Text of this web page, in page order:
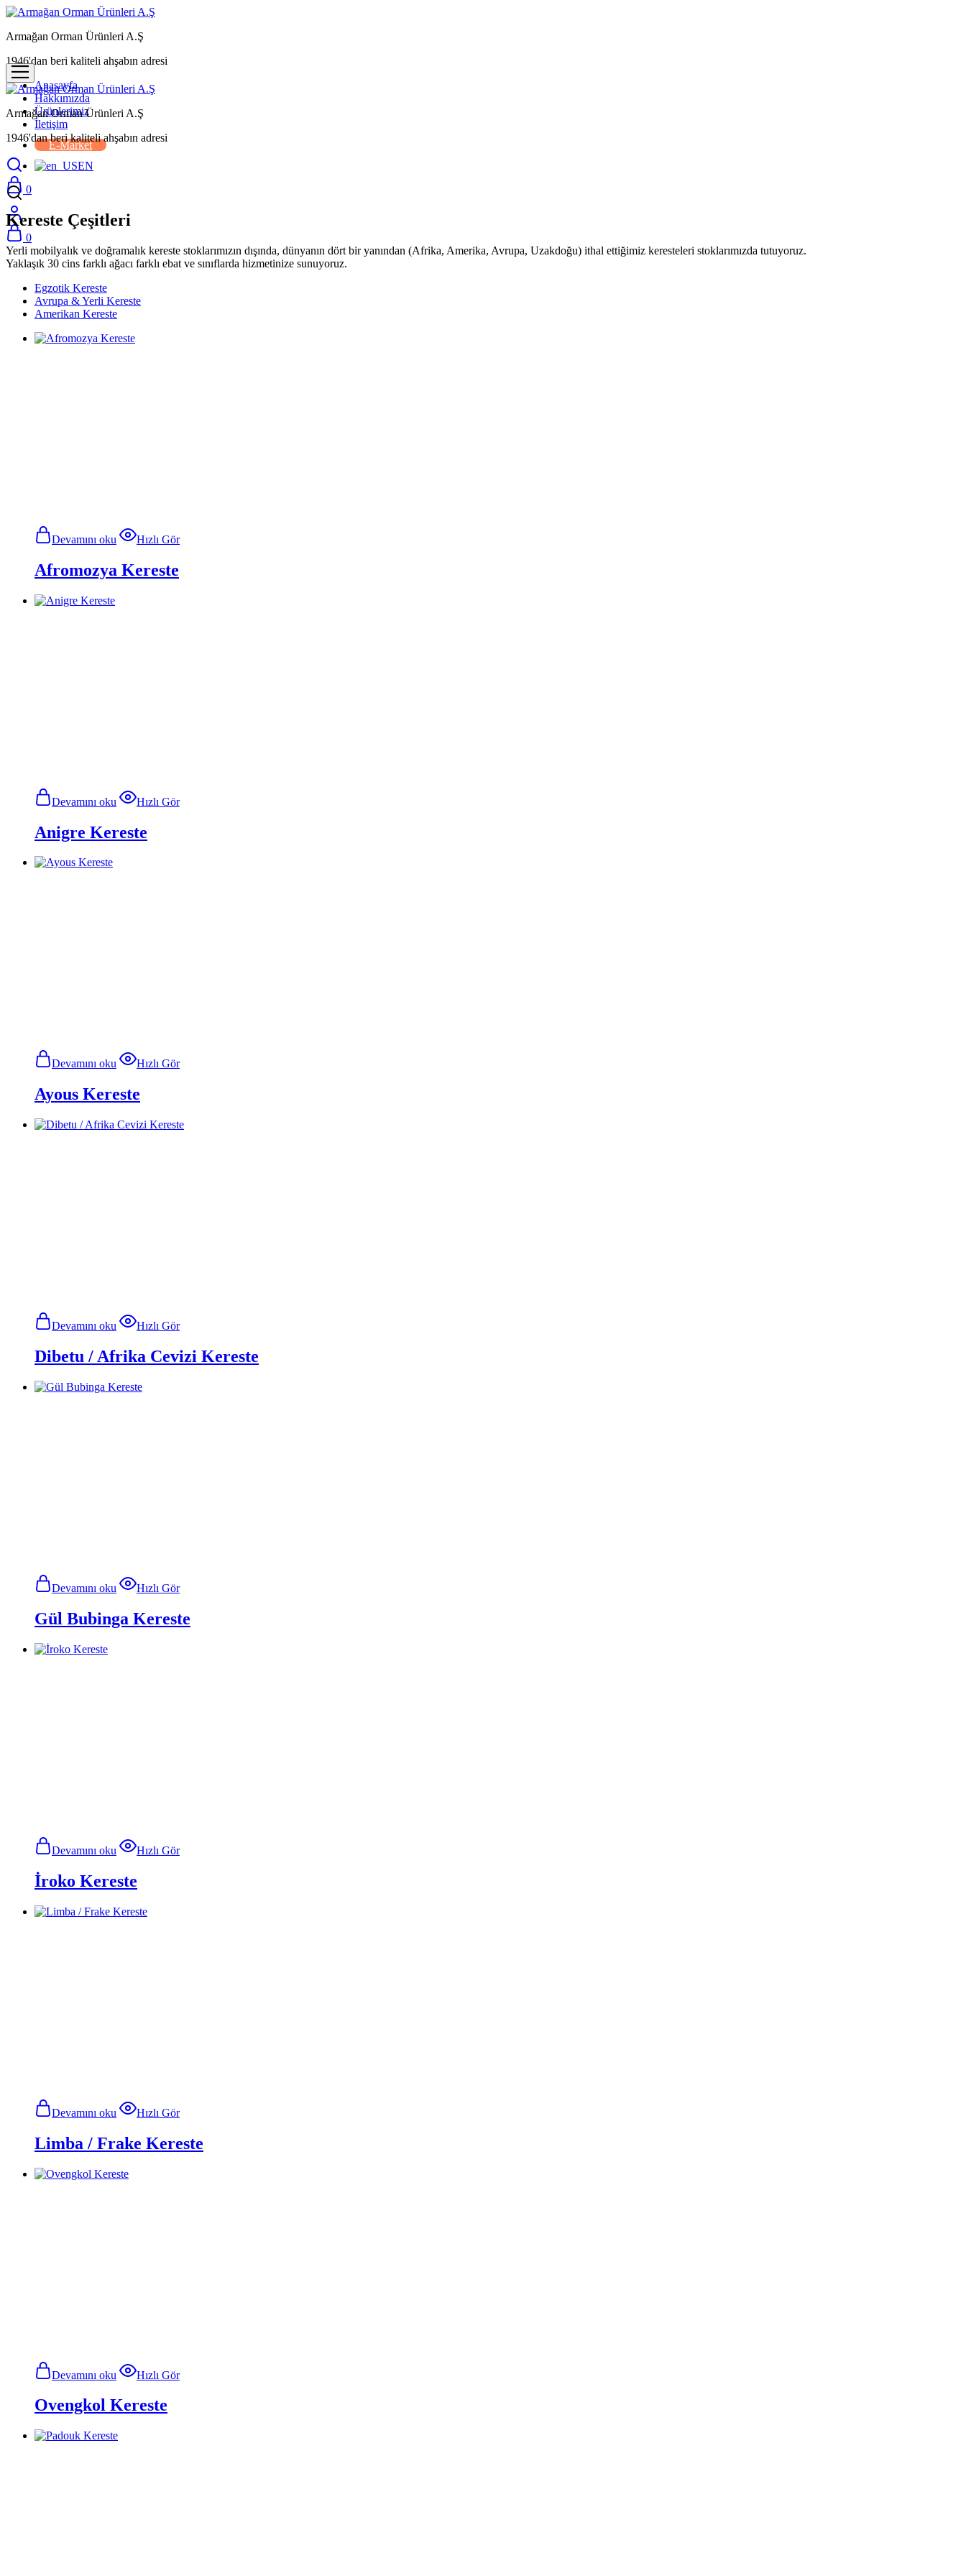
Armağan Orman Ürünleri A.Ş
1946'dan beri kaliteli ahşabın adresi
Anasayfa
Hakkımızda
Ürünlerimiz
İletişim
E-Market
EN
0
Armağan Orman Ürünleri A.Ş
1946'dan beri kaliteli ahşabın adresi
0
Kereste Çeşitleri
Yerli mobilyalık ve doğramalık kereste stoklarımızın dışında, dünyanın dört bir yanından (Afrika, Amerika, Avrupa, Uzakdoğu) ithal ettiğimiz keresteleri stoklarımızda tutuyoruz.
Yaklaşık 30 cins farklı ağacı farklı ebat ve sınıflarda hizmetinize sunuyoruz.
Egzotik Kereste
Avrupa & Yerli Kereste
Amerikan Kereste
Devamını oku Hızlı Gör
Afromozya Kereste
Devamını oku Hızlı Gör
Anigre Kereste
Devamını oku Hızlı Gör
Ayous Kereste
Devamını oku Hızlı Gör
Dibetu / Afrika Cevizi Kereste
Devamını oku Hızlı Gör
Gül Bubinga Kereste
Devamını oku Hızlı Gör
İroko Kereste
Devamını oku Hızlı Gör
Limba / Frake Kereste
Devamını oku Hızlı Gör
Ovengkol Kereste